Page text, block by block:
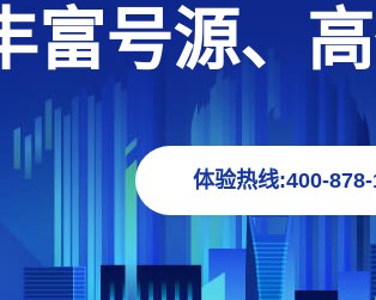
富号源、
体验热线:400-